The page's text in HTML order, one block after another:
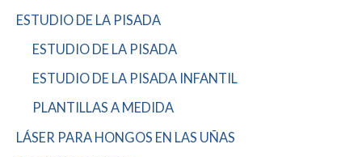
ESTUDIO DE LA PISADA
ESTUDIO DE LA PISADA
ESTUDIO DE LA PISADA INFANTIL
PLANTILLAS A MEDIDA
LÁSER PARA HONGOS EN LAS UÑAS